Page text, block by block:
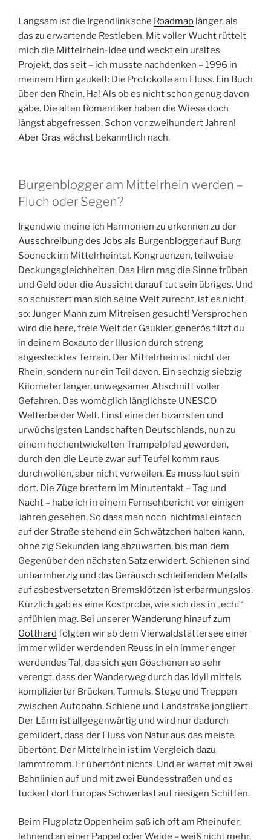
Langsam ist die Irgendlink’sche Roadmap länger, als
das zu erwartende Restleben. Mit voller Wucht rüttelt
mich die Mittelrhein-Idee und weckt ein uraltes
Projekt, das seit – ich musste nachdenken – 1996 in
meinem Hirn gaukelt: Die Protokolle am Fluss. Ein Buch
über den Rhein. Ha! Als ob es nicht schon genug davon
gäbe. Die alten Romantiker haben die Wiese doch
längst abgefressen. Schon vor zweihundert Jahren!
Aber Gras wächst bekanntlich nach.
Burgenblogger am Mittelrhein werden –
Fluch oder Segen?
Irgendwie meine ich Harmonien zu erkennen zu der
Ausschreibung des Jobs als Burgenbloggerauf Burg
Sooneck im Mittelrheintal. Kongruenzen, teilweise
Deckungsgleichheiten. Das Hirn mag die Sinne trüben
und Geld oder die Aussicht darauf tut sein übriges. Und
so schustert man sich seine Welt zurecht, ist es nicht
so: Junger Mann zum Mitreisen gesucht! Versprochen
wird die here, freie Welt der Gaukler, generös flitzt du
in deinem Boxauto der Illusion durch streng
abgestecktes Terrain. Der Mittelrhein ist nicht der
Rhein, sondern nur ein Teil davon. Ein sechzig siebzig
Kilometer langer, unwegsamer Abschnitt voller
Gefahren. Das womöglich länglichste UNESCO
Welterbe der Welt. Einst eine der bizarrsten und
urwüchsigsten Landschaften Deutschlands, nun zu
einem hochentwickelten Trampelpfad geworden,
durch den die Leute zwar auf Teufel komm raus
durchwollen, aber nicht verweilen. Es muss laut sein
dort. Die Züge brettern im Minutentakt – Tag und
Nacht – habe ich in einem Fernsehbericht vor einigen
Jahren gesehen. So dass man noch nichtmal einfach
auf der Straße stehend ein Schwätzchen halten kann,
ohne zig Sekunden lang abzuwarten, bis man dem
Gegenüber den nächsten Satz erwidert. Schienen sind
unbarmherzig und das Geräusch schleifenden Metalls
auf asbestversetzten Bremsklötzen ist erbarmungslos.
Kürzlich gab es eine Kostprobe, wie sich das in „echt“
anfühlen mag. Bei unsererWanderung hinauf zum
Gotthard folgten wir ab dem Vierwaldstättersee einer
immer wilder werdenden Reuss in ein immer enger
werdendes Tal, das sich gen Göschenen so sehr
verengt, dass der Wanderweg durch das Idyll mittels
komplizierter Brücken, Tunnels, Stege und Treppen
zwischen Autobahn, Schiene und Landstraße jongliert.
Der Lärm ist allgegenwärtig und wird nur dadurch
gemildert, dass der Fluss von Natur aus das meiste
übertönt. Der Mittelrhein ist im Vergleich dazu
lammfromm. Er übertönt nichts. Und er wartet mit zwei
Bahnlinien auf und mit zwei Bundesstraßen und es
tuckert dort Europas Schwerlast auf riesigen Schiffen.
Beim Flugplatz Oppenheim saß ich oft am Rheinufer,
lehnend an einer Pappel oder Weide – weiß nicht mehr,